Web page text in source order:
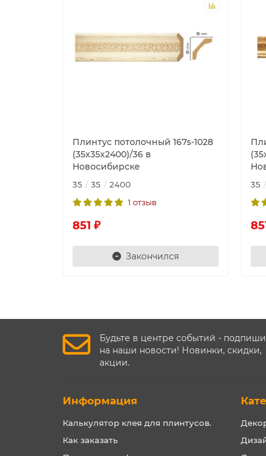
Плинтус потолочный 167s-1028
(35х35х2400)/36 в
Новосибирске
35 35
2400
1 отзыв
851 ₽
Закончился
35
Будьте в центре событий -
на наши новости! Новинки, скидки,
акции.
Информация
Калькулятор клея для плинтусов.
Как заказать